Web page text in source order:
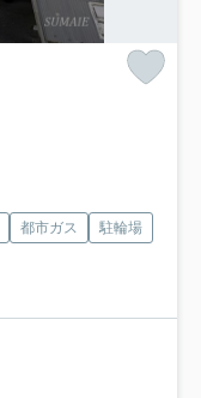
都市ガス
駐輪場